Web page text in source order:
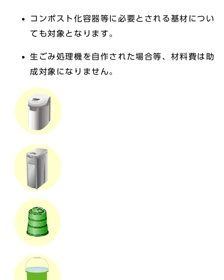
コンポスト化容器等に必要とされる基材につい
ても対象となります。
生ごみ処理機を自作された場合等、材料費は助
成対象になりません。